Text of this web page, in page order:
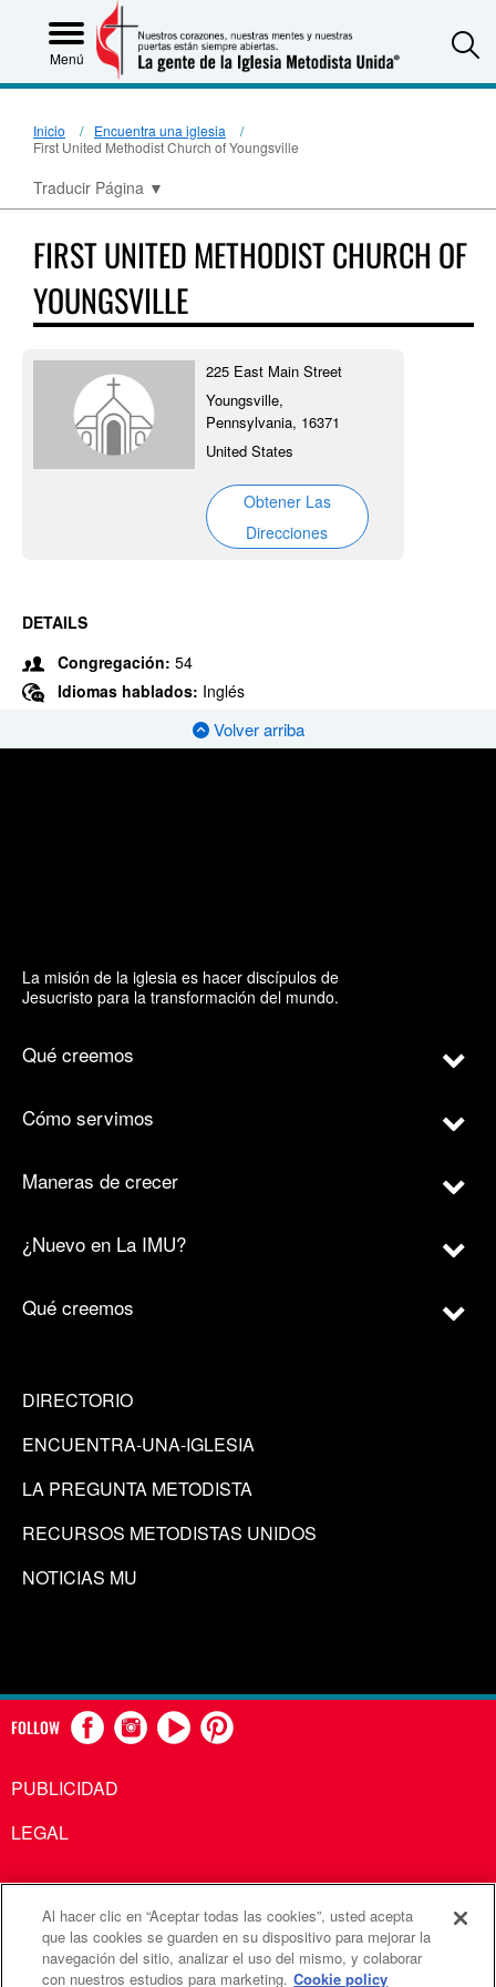
Menú
Inicio
Encuentra una iglesia
First United Methodist Church of Youngsville
Traducir Página ▼
FIRST UNITED METHODIST CHURCH OF
YOUNGSVILLE
225 East Main Street
Youngsville,
Pennsylvania, 16371
United States
Obtener Las
Direcciones
DETAILS
Congregación: 54
Idiomas hablados: Inglés
Volver arriba
La misión de la iglesia es hacer discípulos de
Jesucristo para la transformación del mundo.
Qué creemos
Cómo servimos
Maneras de crecer
¿Nuevo en La IMU?
Qué creemos
DIRECTORIO
ENCUENTRA-UNA-IGLESIA
LA PREGUNTA METODISTA
RECURSOS METODISTAS UNIDOS
NOTICIAS MU
FOLLOW
PUBLICIDAD
LEGAL
Comunicaciones Metodistas Unidas es una agencia de la
Iglesia Metodista Unida
Al hacer clic en “Aceptar todas las cookies”, usted acepta
que las cookies se guarden en su dispositivo para mejorar la
navegación del sitio, analizar el uso del mismo, y colaborar
con nuestros estudios para marketing. Cookie policy